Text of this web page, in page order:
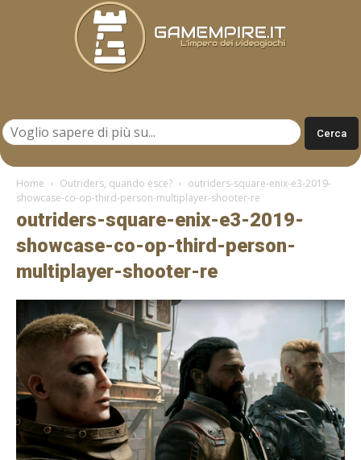
Home Outriders, quando esce?
outriders-square-enix-e3-2019-
showcase-co-op-third-person-multiplayer-shooter-re
outriders-square-enix-e3-2019-
showcase-co-op-third-person-
multiplayer-shooter-re